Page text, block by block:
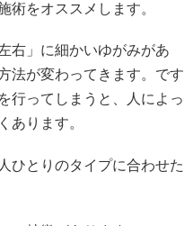
術をオススメします。
右」に細かいゆがみがあ
法が変わってきます。です
行ってしまうと、人によっ
あります。
ひとりのタイプに合わせた